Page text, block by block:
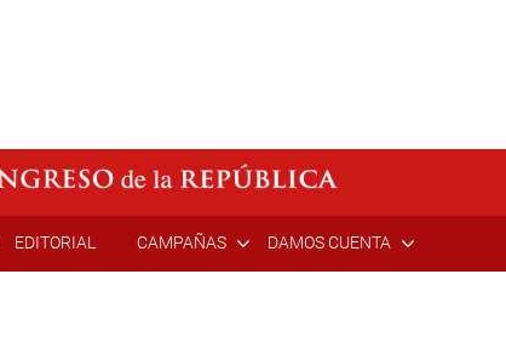
EDITORIAL CAMPAÑAS DAMOS CUENTA